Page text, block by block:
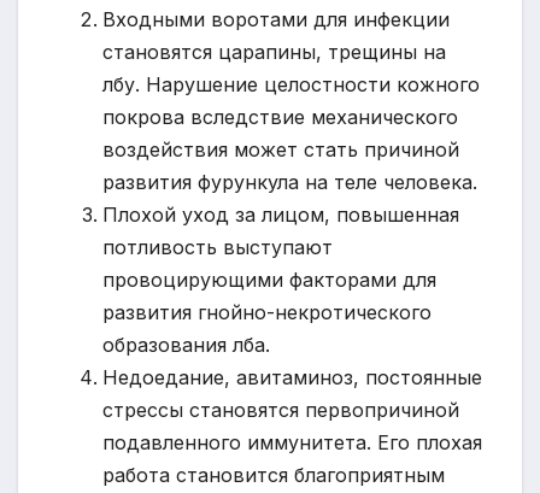
Входными воротами для инфекции
становятся царапины, трещины на
лбу. Нарушение целостности кожного
покрова вследствие механического
воздействия может стать причиной
развития фурункула на теле человека.
Плохой уход за лицом, повышенная
потливость выступают
провоцирующими факторами для
развития гнойно-некротического
образования лба.
Недоедание, авитаминоз, постоянные
стрессы становятся первопричиной
подавленного иммунитета. Его плохая
работа становится благоприятным